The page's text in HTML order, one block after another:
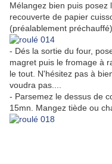
Mélangez bien puis
recouverte de papier
(préalablement
- Dés la sortie du four,
magret puis le fromage à
le tout. N'hésitez pas à
voudra pas....
- Parsemez le dessus de
15mn. Mangez tiède ou